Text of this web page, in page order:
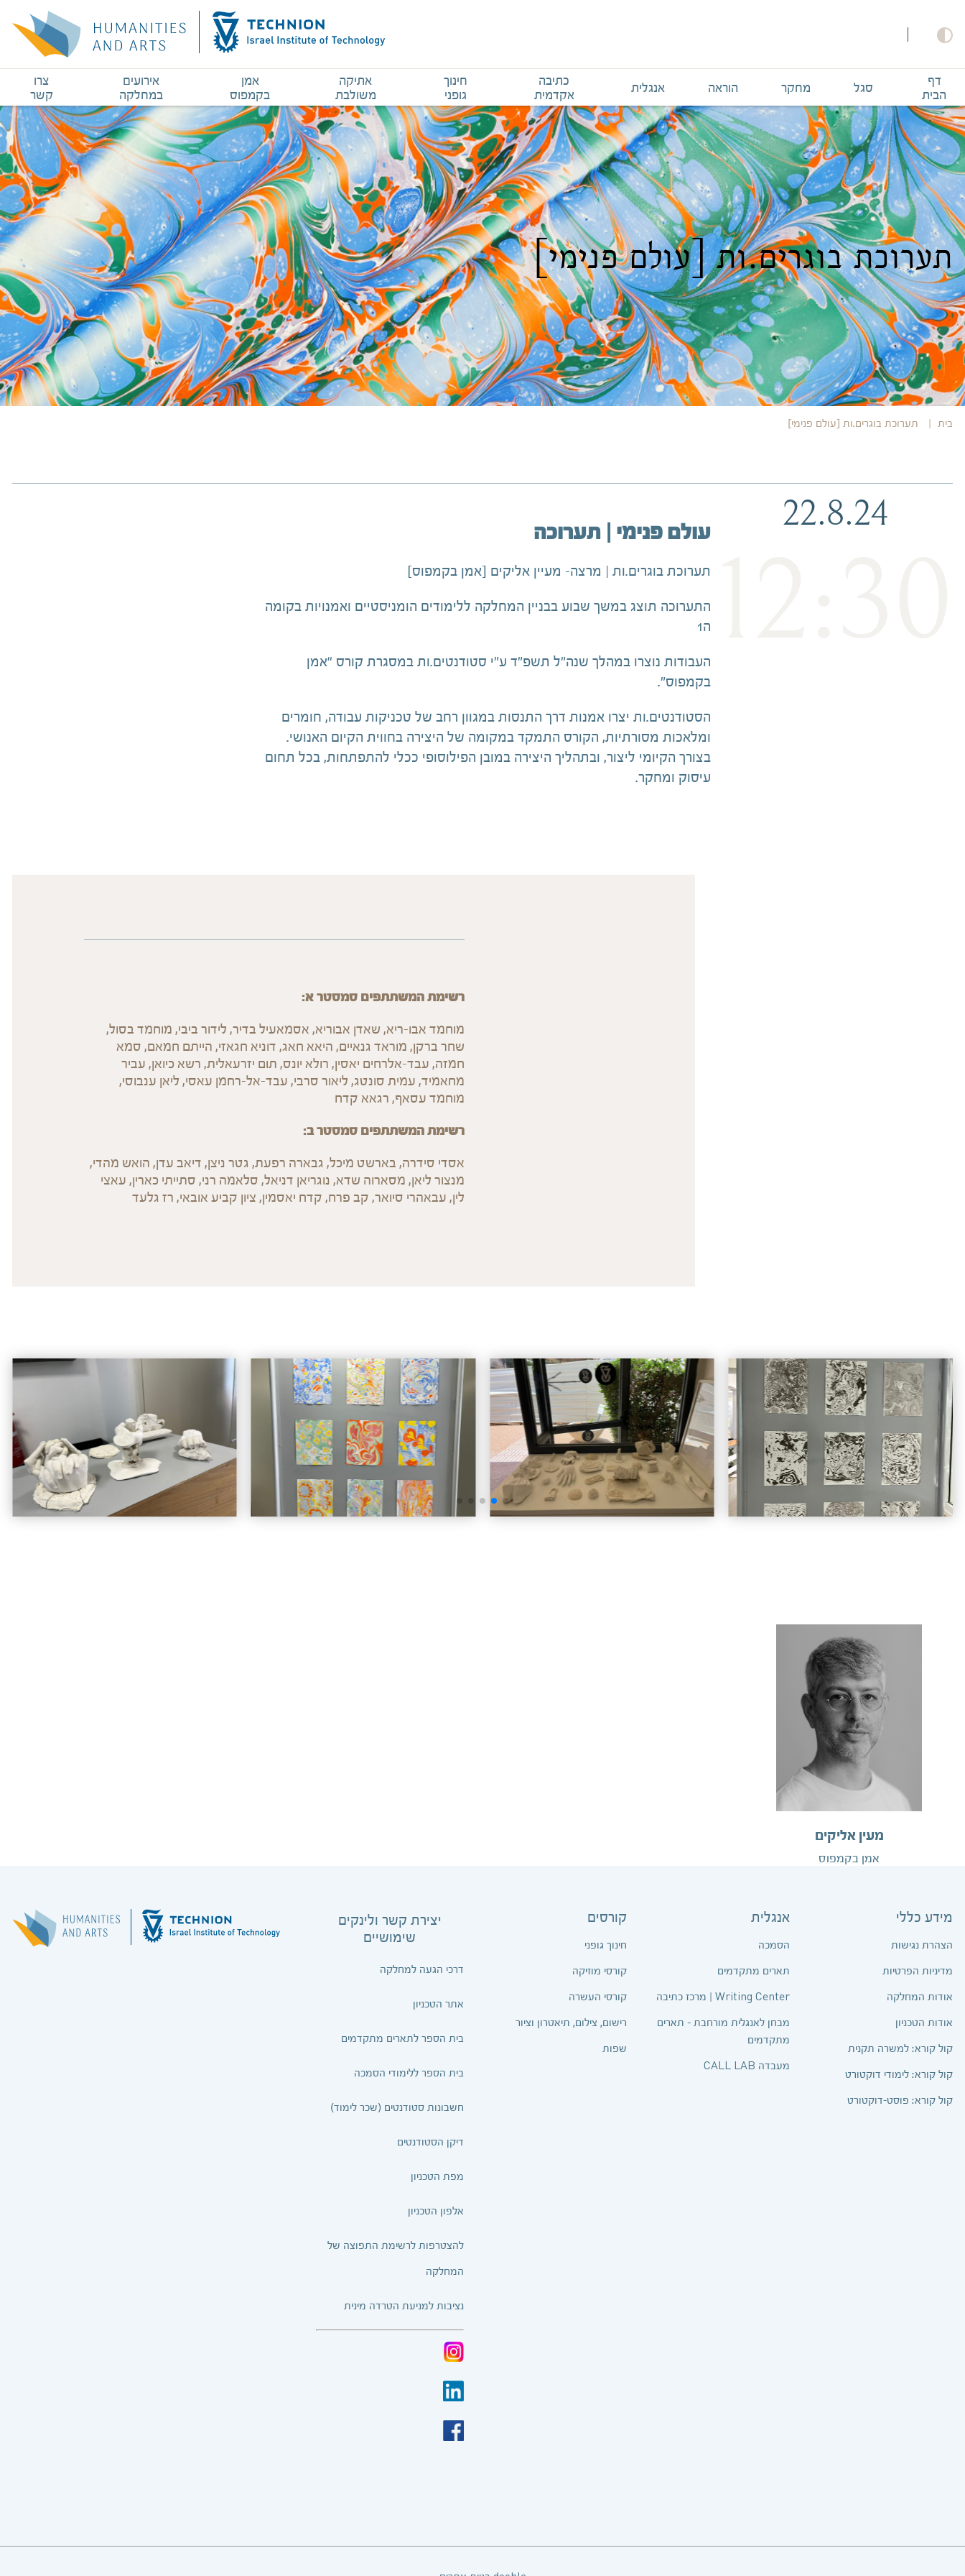
דף
הבית
סגל מחקר הוראה אנגלית
כתיבה
אקדמית
חינוך
גופני
אתיקה
משולבת
אמן
בקמפוס
אירועים
במחלקה
צרו
קשר
תערוכת בוגרים.ות [עולם פנימי]
בית תערוכת בוגרים.ות [עולם פנימי]
22.8.24 עולם פנימי | תערוכה
תערוכת בוגרים.ות | מרצה- מעיין אליקים [אמן בקמפוס]
התערוכה תוצג במשך שבוע בבניין המחלקה ללימודים הומניסטיים ואמנויות בקומה
ה1
העבודות נוצרו במהלך שנה”ל תשפ״ד ע”י סטודנטים.ות במסגרת קורס “אמן
בקמפוס”.
הסטודנטים.ות יצרו אמנות דרך התנסות במגוון רחב של טכניקות עבודה, חומרים
ומלאכות מסורתיות, הקורס התמקד במקומה של היצירה בחווית הקיום האנושי.
בצורך הקיומי ליצור, ובתהליך היצירה במובן הפילוסופי ככלי להתפתחות, בכל תחום
עיסוק ומחקר.
רשימת המשתתפים סמסטר א:
מוחמד אבו-ריא, שאדן אבוריא, אסמאעיל בדיר, לידור ביבי, מוחמד בסול,
שחר ברקן, מוראד גנאיים, היאא חאג, דוניא חגאזי, הייתם חמאם, סמא
חמזה, עבד-אלרחים יאסין, רולא יונס, תום יזרעאלית, רשא כיואן, עביר
מחאמיד, עמית סונטג, ליאור סרבי, עבד-אל-רחמן עאסי, ליאן ענבוסי,
מוחמד עסאף, רגאא קדח
רשימת המשתתפים סמסטר ב:
אסדי סידרה, בארשט מיכל, גבארה רפעת, גטר ניצן, דיאב עדן, הואש מהדי,
מנצור ליאן, מסארוה שדא, נוגריאן דניאל, סלאמה רני, סתייתי כארין, עאצי
לין, עבאהרי סיואר, קב פרח, קדח יאסמין, ציון קביע אובאי, רז גלעד
מעין אליקים
אמן בקמפוס
מידע כללי
הצהרת נגישות
מדיניות הפרטיות
אודות המחלקה
אודות הטכניון
קול קורא: למשרה תקנית
קול קורא: לימודי דוקטורט
קול קורא: פוסט-דוקטורט
אנגלית
הסמכה
תארים מתקדמים
Writing Center | מרכז כתיבה
מבחן לאנגלית מורחבת – תארים
מתקדמים
מעבדה CALL LAB
קורסים
חינוך גופני
קורסי מוזיקה
קורסי העשרה
רישום, צילום, תיאטרון וציור
שפות
יצירת קשר ולינקים
שימושיים
דרכי הגעה למחלקה
אתר הטכניון
בית הספר לתארים מתקדמים
בית הספר ללימודי הסמכה
חשבונות סטודנטים (שכר לימוד)
דיקן הסטודנטים
מפת הטכניון
אלפון הטכניון
להצטרפות לרשימת התפוצה של
המחלקה
נציבות למניעת הטרדה מינית